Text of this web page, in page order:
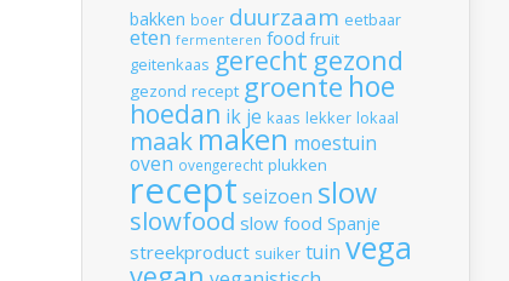
bakken boer duurzaam eetbaar
eten fermenteren food fruit
geitenkaas gerecht gezond
gezond recept groente hoe
hoedan ik je kaas lekker lokaal
maak maken moestuin
oven ovengerecht plukken
recept seizoen slow
slowfood slow food Spanje
streekproduct suiker tuin vega